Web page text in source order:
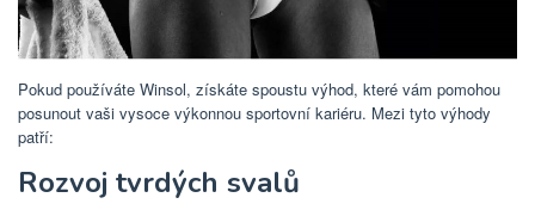
Pokud používáte Winsol, získáte spoustu výhod, které vám pomohou
posunout vaši vysoce výkonnou sportovní kariéru. Mezi tyto výhody
patří:
Rozvoj tvrdých svalů